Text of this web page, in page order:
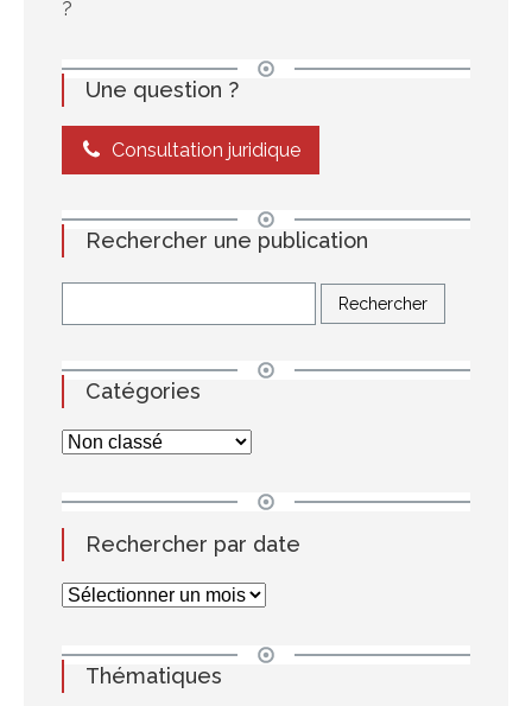
?
Une question ?
Consultation juridique
Rechercher une publication
Catégories
Rechercher par date
Thématiques